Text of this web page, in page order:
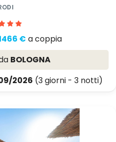
€ a coppia
BOLOGNA
2026 (3 giorni - 3 notti)